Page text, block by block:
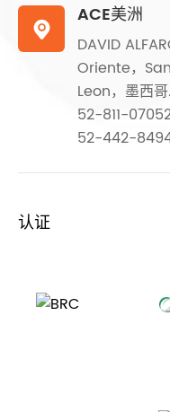

ACE美洲
DAVID
Oriente，
Leon，墨西
52-811-
52-442-
认证